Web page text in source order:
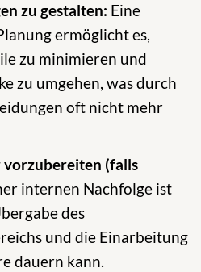
zu gestalten: Eine
ermöglicht es,
zu minimieren und
zu umgehen, was durch
oft nicht mehr
(falls
internen Nachfolge ist
des
und die Einarbeitung
dauern kann.